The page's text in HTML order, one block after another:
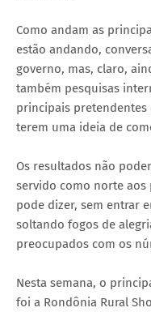
Como andam as
estão andando,
governo, mas, claro,
também pesquisas
principais pretendentes
terem uma ideia de
Os resultados não
servido como norte aos
pode dizer, sem entrar
soltando fogos de
preocupados com os
Nesta semana, o
foi a Rondônia Rural